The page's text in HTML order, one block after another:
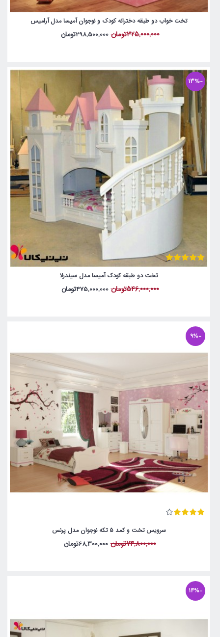
تخت خواب دو طبقه دخترانه کودک و نوجوان آمیسا مدل آرامیس
325,000,000تومان 298,500,000تومان
-13%
تخت دو طبقه کودک آمیسا مدل سیندرلا
546,000,000تومان 475,000,000تومان
-9%
سرویس تخت و کمد 5 تکه نوجوان مدل پرنس
74,800,000تومان 68,300,000تومان
-14%